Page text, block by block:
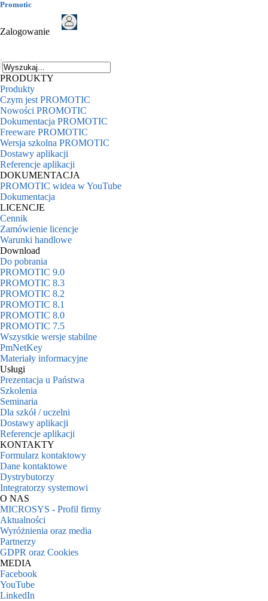
Promotic
Zalogowanie
PRODUKTY
Produkty
Czym jest PROMOTIC
Nowości PROMOTIC
Dokumentacja PROMOTIC
Freeware PROMOTIC
Wersja szkolna PROMOTIC
Dostawy aplikacji
Referencje aplikacji
DOKUMENTACJA
PROMOTIC widea w YouTube
Dokumentacja
LICENCJE
Cennik
Zamówienie licencje
Warunki handlowe
Download
Do pobrania
PROMOTIC 9.0
PROMOTIC 8.3
PROMOTIC 8.2
PROMOTIC 8.1
PROMOTIC 8.0
PROMOTIC 7.5
Wszystkie wersje stabilne
PmNetKey
Materiały informacyjne
Usługi
Prezentacja u Państwa
Szkolenia
Seminaria
Dla szkół / uczelni
Dostawy aplikacji
Referencje aplikacji
KONTAKTY
Formularz kontaktowy
Dane kontaktowe
Dystrybutorzy
Integratorzy systemowi
O NAS
MICROSYS - Profil firmy
Aktualności
Wyróżnienia oraz media
Partnerzy
GDPR oraz Cookies
MEDIA
Facebook
YouTube
LinkedIn